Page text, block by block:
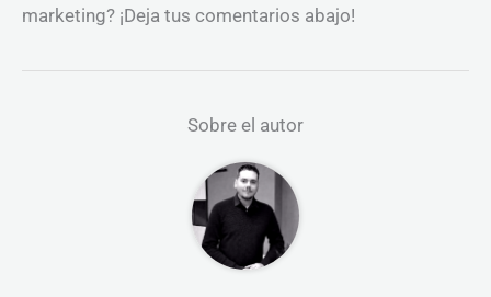
marketing? ¡Deja tus comentarios abajo!
Sobre el autor